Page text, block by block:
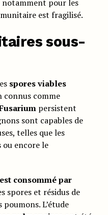
pour les
est fragilisé.
sous-
spores viables
connus comme
persistent
sont capables de
telles que les
ou encore le
consommé par
spores et résidus de
L’étude